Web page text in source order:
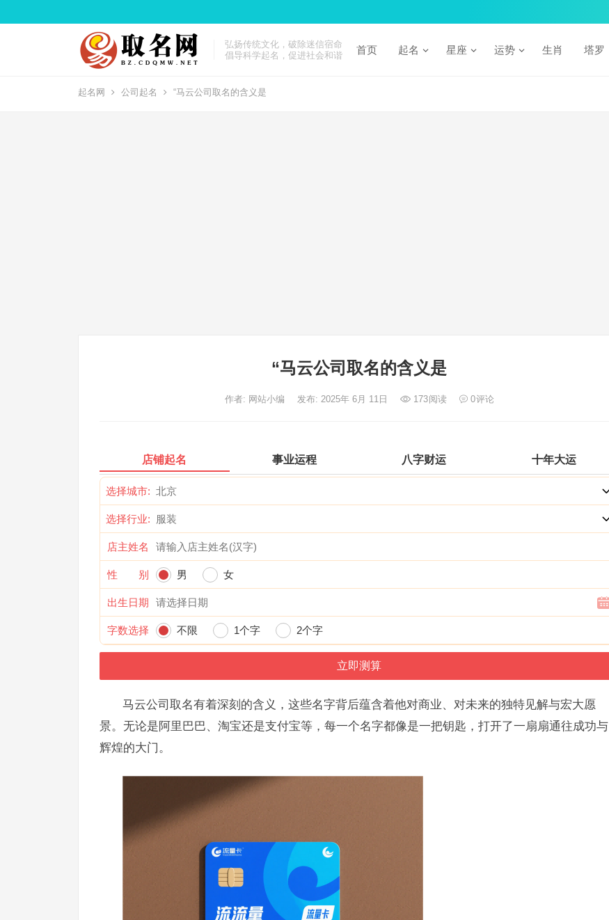
弘扬传统文化，破除迷信宿命
倡导科学起名，促进社会和谐
首页 起名 星座 运势 生肖 塔罗
起名网 公司起名 “马云公司取名的含义是
“马云公司取名的含义是
作者: 网站小编 发布: 2025年 6月 11日 173阅读 0评论
店铺起名 事业运程 八字财运 十年大运
选择城市:
选择行业:
店主姓名
性 别 男 女
出生日期
字数选择 不限 1个字 2个字
马云公司取名有着深刻的含义，这些名字背后蕴含着他对商业、对未来的独特见解与宏大愿
景。无论是阿里巴巴、淘宝还是支付宝等，每一个名字都像是一把钥匙，打开了一扇扇通往成功与
辉煌的大门。